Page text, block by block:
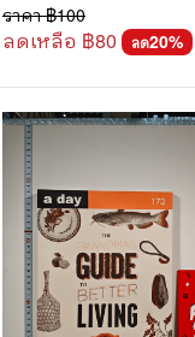
ราคา ฿100
ลดเหลือ ฿80 ลด20%
นางงามและการประกวด